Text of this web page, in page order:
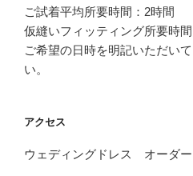
ー
シ
ョ
ご試着平均所要時間：2時間
仮縫いフィッティング所要時
ご希望の日時を明記いただい
い。
アクセス
ウェディングドレス オーダー